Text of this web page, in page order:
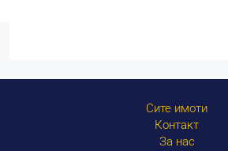
Сите имоти
Контакт
За нас